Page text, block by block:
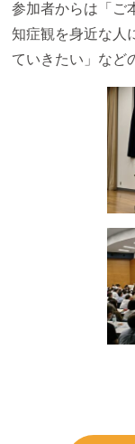
参加者からは「ご
知症観を身近な人
ていきたい」など